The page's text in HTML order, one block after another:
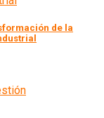
de la